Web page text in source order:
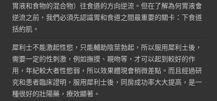
胃液和食物的混合物）往食道的方向逆流。但在了解為何胃液會
逆流之前，我們必須先認識胃和食道之間最重要的關卡：下食道
括約肌。
犀利士不能激起性慾，只能輔助陰莖勃起，所以服用犀利士後，
需要一定的性刺激，例如撫摸、親吻等，才可以起到較好的作
用，年紀較大者性慾弱，所以效果體現會稍微差點。而且經過研
究和患者臨床證明，服用犀利士後，同房成功率大大提高，是一
種很好的壯陽藥，療效顯著。